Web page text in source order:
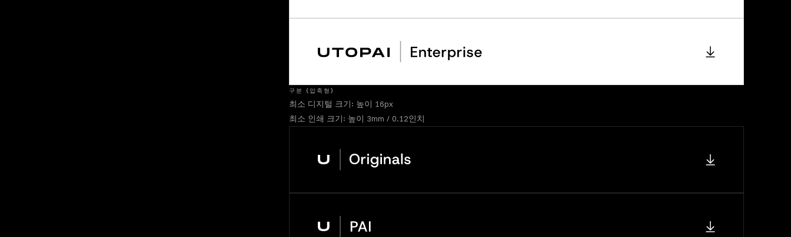
구분 (압축형)
최소 디지털 크기: 높이 16px
최소 인쇄 크기: 높이 3mm / 0.12인치